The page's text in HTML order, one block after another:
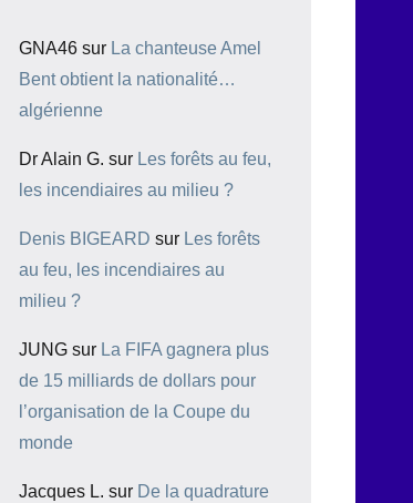
GNA46 sur La chanteuse Amel
Bent obtient la nationalité…
algérienne
Dr Alain G. sur Les forêts au feu,
les incendiaires au milieu ?
Denis BIGEARD sur Les forêts
au feu, les incendiaires au
milieu ?
JUNG sur La FIFA gagnera plus
de 15 milliards de dollars pour
l’organisation de la Coupe du
monde
Jacques L. sur De la quadrature